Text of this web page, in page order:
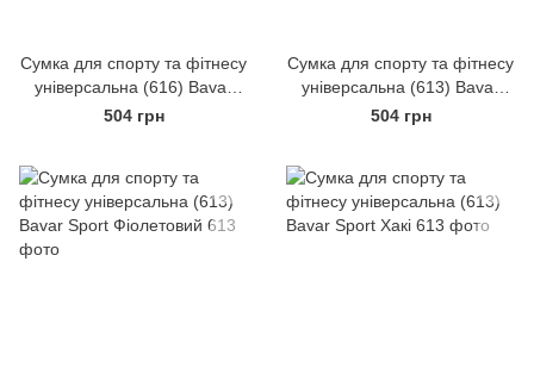
Сумка для спорту та фітнесу
універсальна (616) Bavar
Sport Фіолетова
504 грн
Сумка для спорту та фітнесу
універсальна (613) Bavar
Sport Червоний
504 грн